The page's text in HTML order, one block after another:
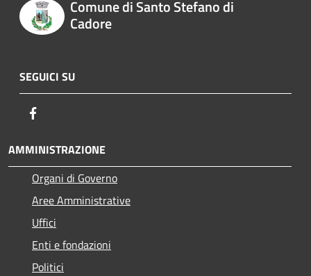
Comune di Santo Stefano di
Cadore
SEGUICI SU
AMMINISTRAZIONE
Organi di Governo
Aree Amministrative
Uffici
Enti e fondazioni
Politici